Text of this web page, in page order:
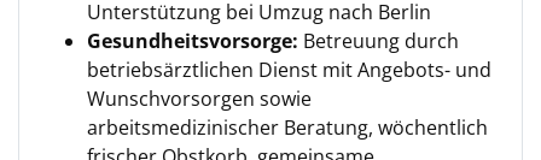
Unterstützung bei Umzug nach Berlin
Gesundheitsvorsorge: Betreuung durch
betriebsärztlichen Dienst mit Angebots- und
Wunschvorsorgen sowie
arbeitsmedizinischer Beratung, wöchentlich